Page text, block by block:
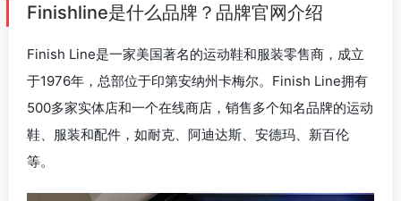
Finishline是什么品牌？品牌官网介绍
Finish Line是一家美国著名的运动鞋和服装零售商，成立
于1976年，总部位于印第安纳州卡梅尔。Finish Line拥有
500多家实体店和一个在线商店，销售多个知名品牌的运动
鞋、服装和配件，如耐克、阿迪达斯、安德玛、新百伦
等。